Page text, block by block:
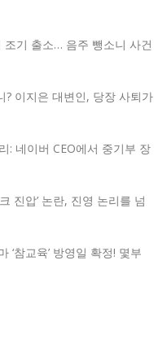
기 출소… 음주 뺑소니 사건
? 이지은 대변인, 당장 사퇴가
: 네이버 CEO에서 중기부 장
진압’ 논란, 진영 논리를 넘
참교육’ 방영일 확정! 몇부